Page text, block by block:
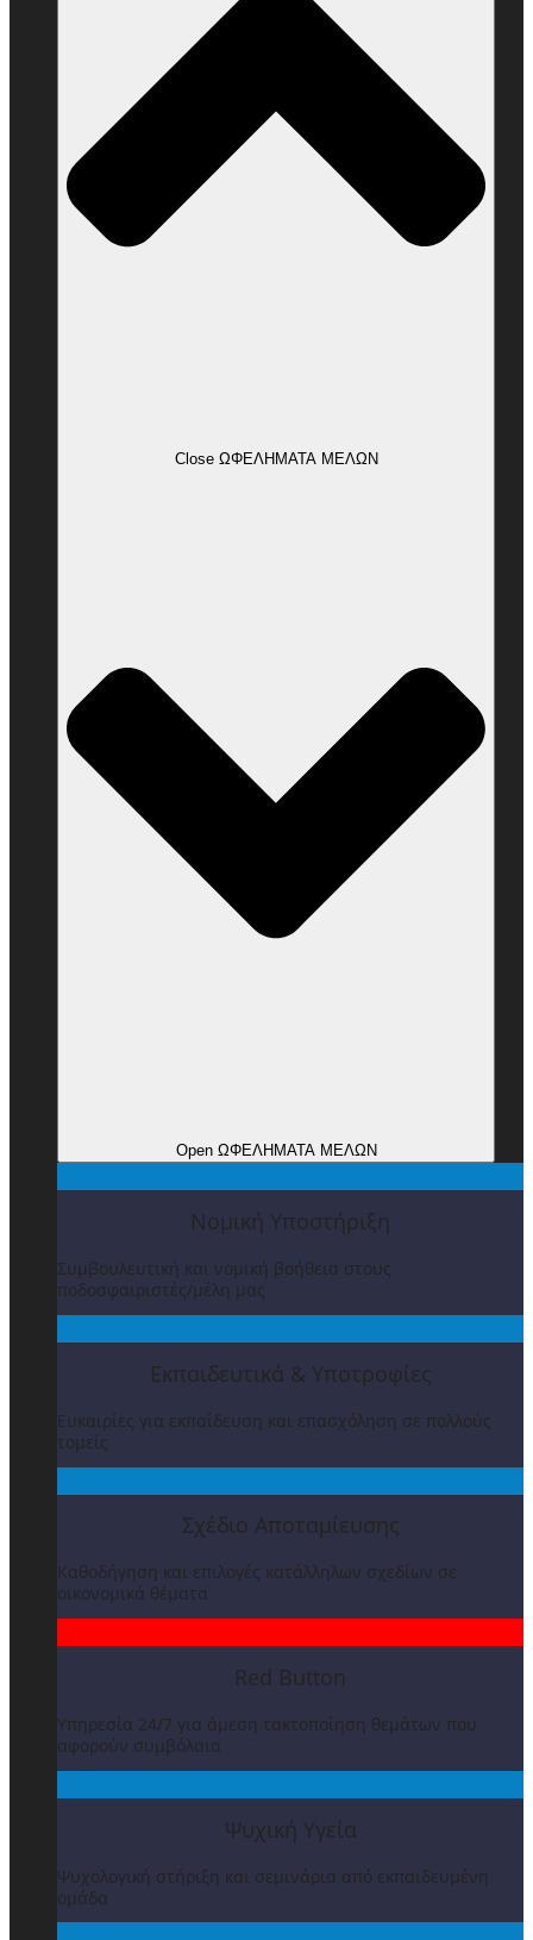
Close ΩΦΕΛΗΜΑΤΑ ΜΕΛΩΝ
Open ΩΦΕΛΗΜΑΤΑ ΜΕΛΩΝ
Νομική Υποστήριξη
Συμβουλευτική και νομική βοήθεια στους
ποδοσφαιριστές/μέλη μας
Εκπαιδευτικά & Υποτροφίες
Ευκαιρίες για εκπαίδευση και επασχόληση σε πολλούς
τομείς
Σχέδιο Αποταμίευσης
Καθοδήγηση και επιλογές κατάλληλων σχεδίων σε
οικονομικά θέματα
Red Button
Υπηρεσία 24/7 για άμεση τακτοποίηση θεμάτων που
αφορούν συμβόλαια
Ψυχική Υγεία
Ψυχολογική στήριξη και σεμινάρια από εκπαιδευμένη
ομάδα